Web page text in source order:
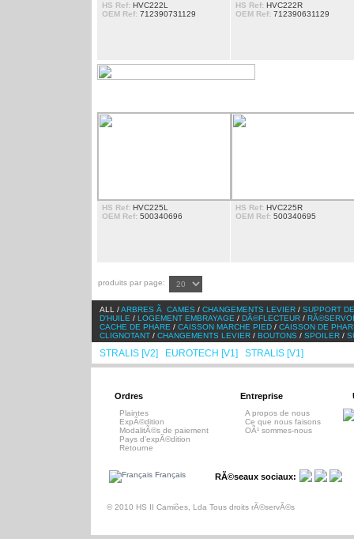
HS Ref: HVC222L
OEM Ref: 712390731129
HS Ref: HVC222R
OEM Ref: 712390631129
HS Ref: HVC225L
OEM Ref: 500340696
HS Ref: HVC225R
OEM Ref: 500340695
produits par page:
ALL /ARBRES Ã CAMES / CHANGEMENTS LEVIER / SUPPORT
D'HUILE / LOGEMENT EMBRAYAGE / DÃ©FLECTEUR /
CACHE DE PHARE / CAISSON MARCHE PIED / CAISSON DE
CLIGNOTANT / CHANGEMENTS LEVIER / BOUTONS / SPOILER /
STRALIS [V2] EUROTECH [V1] STRALIS [V1]
Ordres
Plaintes
ExpÃ©dition
ModalitÃ©s de paiement
Pays d'expÃ©dition
Retourne
Entreprise
A propos de nous
Ce que nous faisons
OÃ¹ sommes-nous
Français RÃ©seaux sociaux:
© 2010 HS II Camiões, Lda Tous droits rÃ©servÃ©s